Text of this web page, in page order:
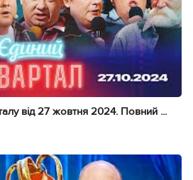
від 27 жовтня 2024. Повний ...